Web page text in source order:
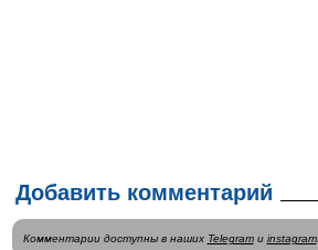
Добавить комментарий
Комментарии доступны в наших Telegramи instagram.